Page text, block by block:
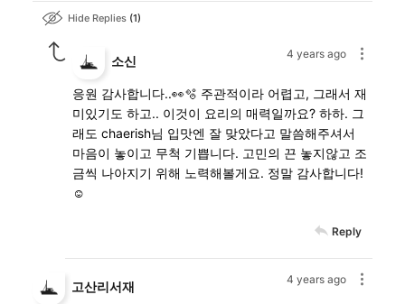
Hide Replies 1
4 years ago
소신
응원 감사합니다..👀🫧 주관적이라 어렵고, 그래서 재
미있기도 하고.. 이것이 요리의 매력일까요? 하하. 그
래도 chaerish님 입맛엔 잘 맞았다고 말씀해주셔서
마음이 놓이고 무척 기쁩니다. 고민의 끈 놓지않고 조
금씩 나아지기 위해 노력해볼게요. 정말 감사합니다!
☺️
Reply
4 years ago
고산리서재